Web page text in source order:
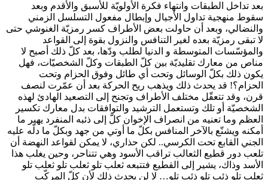
بعد تداخل الطبقات وانتهاء فكرة الأولويّة للأسبق والأقدم وبعد
سقوط منهجية تداول الأجيال وإبطال مفعول التسلسل الزمني
والنضالي، وبعد أن حاولت بعض الأطراف كسر رمزيّة الغنوشي حتى
لا تبقى رمزيّة بعده لغير التنافس والنزول بقوة إلى القواعد
والمؤسّسات المتوسطة و الدنيا لطلب ودّها، بعد كلّ ذلك أصبح لا
مناص من معارك تقليديّة بين كلّ الطبقات وكلّ الشخصيّات، فهل
يكون ذلك بكلّ الوسائل وتحت أي طائل وفوق الحزام وتحت
الحزام؟! قد يحدث ذلك ويذهب ريح الحركة بعد أن عمّرت لنصف
قرن، وقد تتعقّل مختلف الأطراف وتجنح إلى التصعيد الهادئ لهذه
الشخصيّة أو تلك وتستعمل الترشيد والتوافقات بدل معارك تكسير
العظم وما تعنيه من انصراف الإخوان كلّ إلى ذئبه المنفرد يهبر ما
أمكنه ويشنّع بالآخر المنافس بكلّ ما أوتي من جهد وبكلّ ما دلّه عليه
الجني القابع تحت الكرسي.. لكن حذاري، لا يمكن لقواعد النهضة أن
تلعب دور قطيع الثعالب تراقب الأسود وهي تتناحر، وحين يغلب هذا
الأسد وذاك، يشير إلى القطيع فتتبعه ثعلب تلو ثعلب تلو ثعلب تلو
ثعلب تلو ذئب تلو ذئب تلو… لا لن يحدث ذلك لأن كلّ المركّب